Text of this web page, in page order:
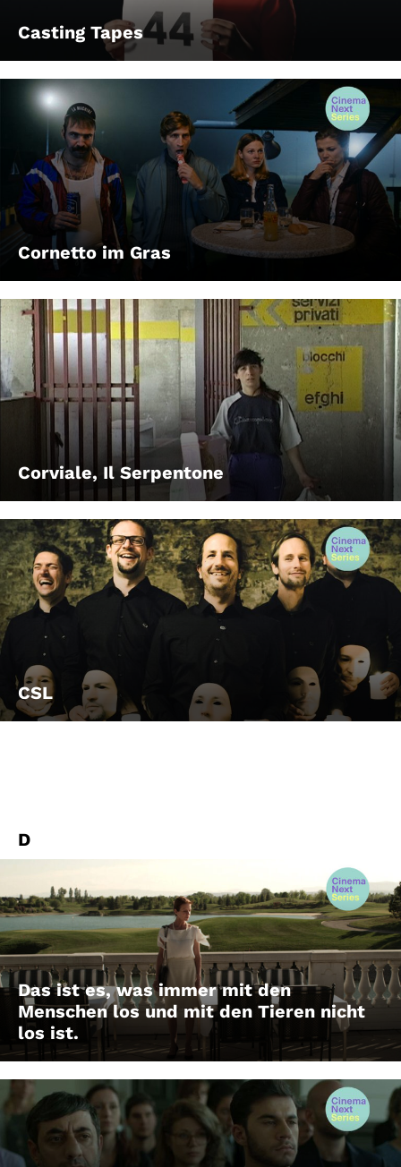
Casting Tapes
Cornetto im Gras
Corviale, Il Serpentone
CSL
D
Das ist es, was immer mit den
Menschen los und mit den Tieren nicht
los ist.